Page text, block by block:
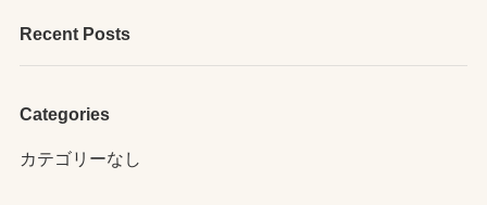
Recent Posts
Categories
カテゴリーなし